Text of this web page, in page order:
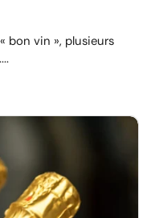
bon vin », plusieurs